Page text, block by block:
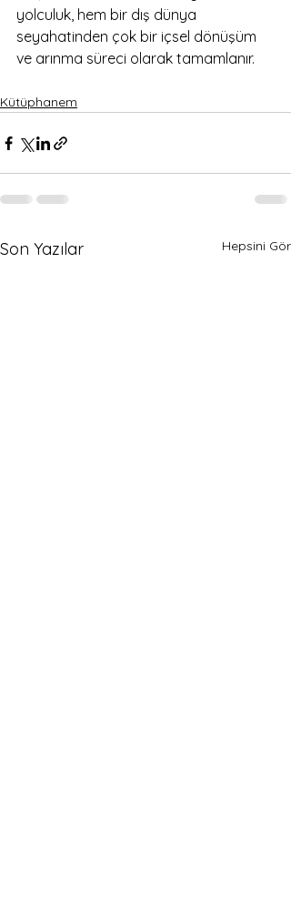
yolculuk, hem bir dış dünya
seyahatinden çok bir içsel dönüşüm
ve arınma süreci olarak tamamlanır.
Kütüphanem
Son Yazılar Hepsini Gör